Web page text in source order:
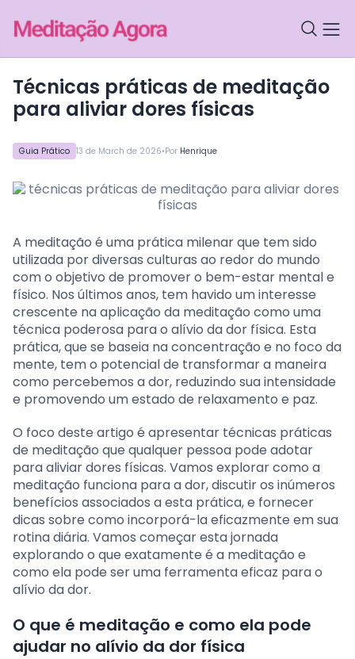
Guia Prático 13 de March de 2026•Por Henrique
técnicas práticas de meditação
para aliviar dores físicas
A meditação é uma prática milenar que tem sido
utilizada por diversas culturas ao redor do mundo
com o objetivo de promover o bem-estar mental e
físico. Nos últimos anos, tem havido um interesse
crescente na aplicação da meditação como uma
técnica poderosa para o alívio da dor física. Esta
prática, que se baseia na concentração e no foco da
mente, tem o potencial de transformar a maneira
como percebemos a dor, reduzindo sua intensidade
e promovendo um estado de relaxamento e paz.
O foco deste artigo é apresentar técnicas práticas
de meditação que qualquer pessoa pode adotar
para aliviar dores físicas. Vamos explorar como a
meditação funciona para a dor, discutir os inúmeros
benefícios associados a esta prática, e fornecer
dicas sobre como incorporá-la eficazmente em sua
rotina diária. Vamos começar esta jornada
explorando o que exatamente é a meditação e
como ela pode ser uma ferramenta eficaz para o
alívio da dor.
O que é meditação e como ela pode
ajudar no alívio da dor física